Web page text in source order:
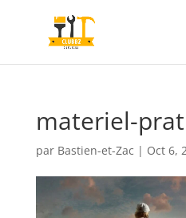
materiel-
par Bastien-et-Zac | Oct 6,